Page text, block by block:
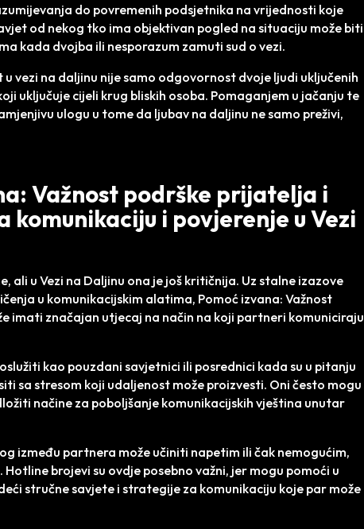
do povremenih podsjetnika na vrijednosti koje
od nekog tko ima objektivan pogled na situaciju može biti
kada dvojba ili nesporazum zamuti sud o vezi.
vezi na daljinu nije samo odgovornost dvoje ljudi uključenih
uključuje cijeli krug bliskih osoba. Pomaganjem u jačanju te
ulogu u tome da ljubav na daljinu ne samo preživi,
Važnost podrške prijatelja i
komunikaciju i povjerenje u Vezi
ali u Vezi na Daljinu ona je još kritičnija. Uz stalne izazove
u komunikacijskim alatima, Pomoć izvana: Važnost
imati značajan utjecaj na način na koji partneri komuniciraju
kao pouzdani savjetnici ili posrednici kada su u pitanju
sa stresom koji udaljenost može proizvesti. Oni često mogu
načine za poboljšanje komunikacijskih vještina unutar
između partnera može učiniti napetim ili čak nemogućim,
brojevi su ovdje posebno važni, jer mogu pomoći u
stručne savjete i strategije za komunikaciju koje par može